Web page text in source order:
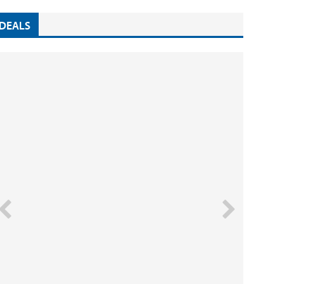
DEALS